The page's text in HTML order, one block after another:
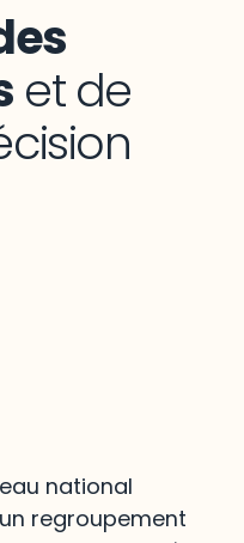
et de
national
regroupement